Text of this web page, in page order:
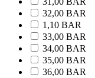
32,00 BAR
1,10 BAR
33,00 BAR
34,00 BAR
35,00 BAR
36,00 BAR